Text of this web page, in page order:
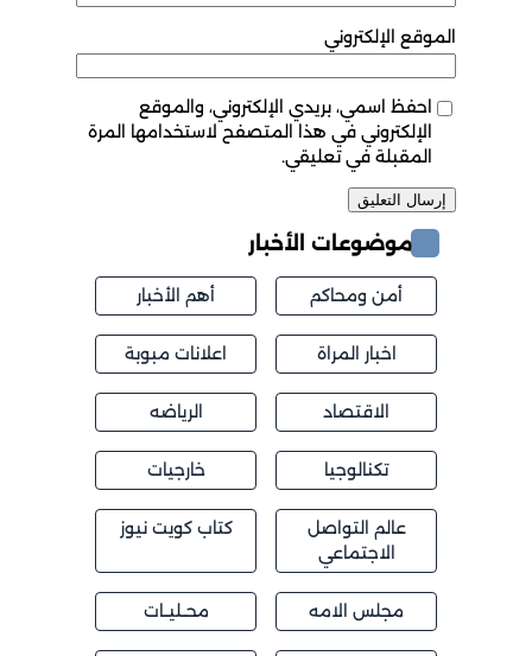
الموقع الإلكتروني
احفظ اسمي، بريدي الإلكتروني، والموقع
الإلكتروني في هذا المتصفح لاستخدامها المرة
المقبلة في تعليقي.
موضوعات الأخبار
أمن ومحاكم أهم الأخبار
اخبار المراة اعلانات مبوبة
الاقتصاد الرياضه
تكنالوجيا خارجيات
عالم التواصل
الاجتماعي
كتاب كويت نيوز
مجلس الامه محــليــات